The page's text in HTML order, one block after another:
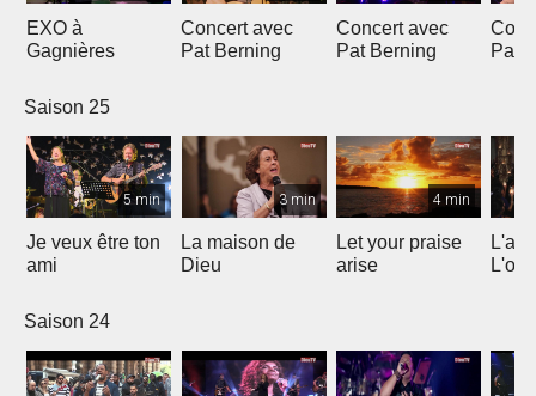
EXO à
Gagnières
Concert avec
Pat Berning
Concert avec
Pat Berning
Pat
Saison 25
5 min
Je veux être ton
ami
3 min
La maison de
Dieu
4 min
Let your praise
arise
Saison 24